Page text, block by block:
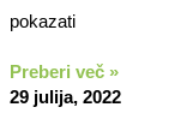
pokazati
Preberi več »
29 julija, 2022